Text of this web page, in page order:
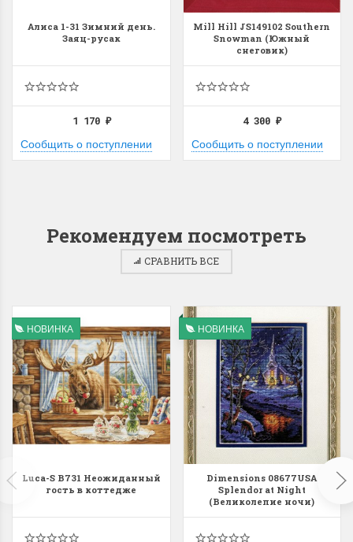
Алиса 1-31 Зимний день.
Заяц-русак
1 170 ₽
Сообщить о поступлении
Mill Hill JS149102 Southern
Snowman (Южный
снеговик)
4 300₽
Сообщить о поступлении
Рекомендуем посмотреть
СРАВНИТЬ ВСЕ
НОВИНКА
Luca-S B731 Неожиданный
гость в коттедже
НОВИНКА
Dimensions 08677USA
Splendor at Night
(Великолепие ночи)